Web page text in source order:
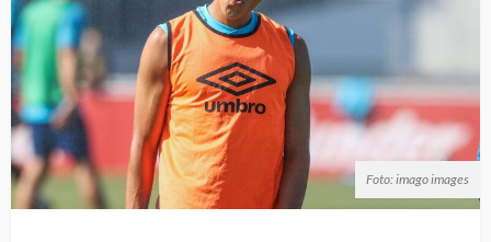
Foto: imago images